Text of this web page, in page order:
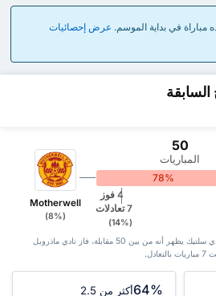
عرض إحصائيات
Motherwell
(8%)
50
المباريات
78%
4 فوز
7 تعادلات
(14%)
سجل مواجهات نادي ماذرويل مع نادي سلتيك يظهر أنه من بين 50 ‏مقابلة، فاز نادي ماذرويل
64%أكثر من 2.5